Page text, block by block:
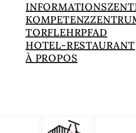
TORFLEHRPFAD
HOTEL-RESTAURANT
À PROPOS